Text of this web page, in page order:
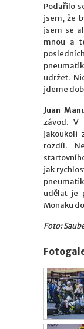
Podařilo
jsem, že
jsem se
mnou a
udržet.
jdeme
Juan
závod. V
jakoukoli
rozdíl.
jak
udělat je
Monaku
Foto: